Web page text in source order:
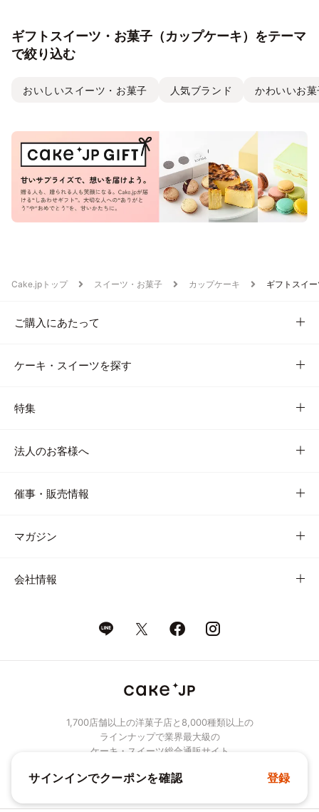
ギフトスイーツ・お菓子（カップケーキ）をテーマ
で絞り込む
おいしいスイーツ・お菓子 人気ブランド かわいいお
Cake.jpトップ スイーツ・お菓子 カップケーキ ギフトスイ
ご購入にあたって
ケーキ・スイーツを探す
特集
法人のお客様へ
催事・販売情報
マガジン
会社情報
1,700店舗以上の洋菓子店と8,000種類以上の
ラインナップで業界最大級の
ケーキ・スイーツ総合通販サイト
© Cake.jp Co., Ltd.
サインインでクーポンを確認 登録